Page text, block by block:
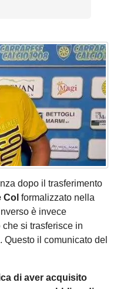
dopo il trasferimento
Col formalizzato nella
è invece
che si trasferisce in
il comunicato del
di aver acquisito